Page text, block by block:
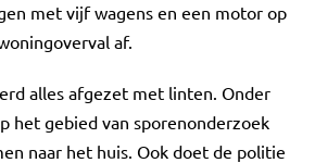
met vijf wagens en een motor op
af.
alles afgezet met linten. Onder
het gebied van sporenonderzoek
naar het huis. Ook doet de politie